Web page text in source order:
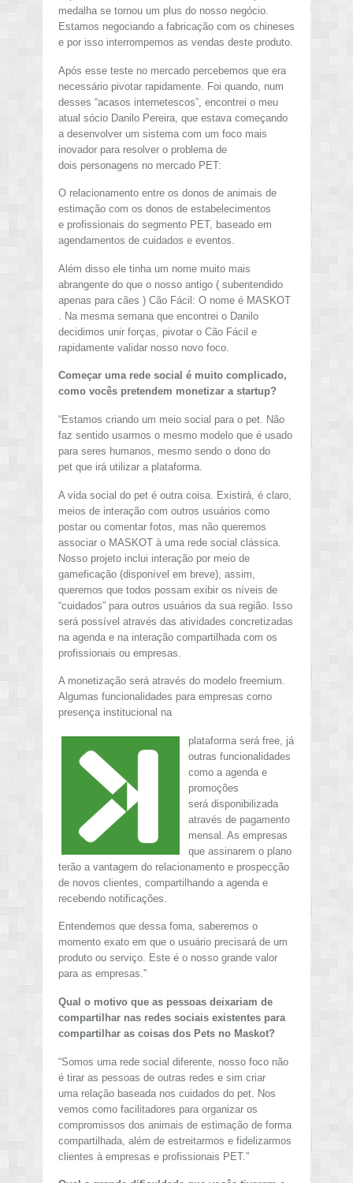
medalha se tornou um plus do nosso negócio.
Estamos negociando a fabricação com os chineses
e por isso interrompemos as vendas deste produto.
Após esse teste no mercado percebemos que era
necessário pivotar rapidamente. Foi quando, num
desses “acasos internetescos”, encontrei o meu
atual sócio Danilo Pereira, que estava começando
a desenvolver um sistema com um foco mais
inovador para resolver o problema de
dois personagens no mercado PET:
O relacionamento entre os donos de animais de
estimação com os donos de estabelecimentos
e profissionais do segmento PET, baseado em
agendamentos de cuidados e eventos.
Além disso ele tinha um nome muito mais
abrangente do que o nosso antigo ( subentendido
apenas para cães ) Cão Fácil: O nome é MASKOT
. Na mesma semana que encontrei o Danilo
decidimos unir forças, pivotar o Cão Fácil e
rapidamente validar nosso novo foco.
Começar uma rede social é muito complicado,
como vocês pretendem monetizar a startup?
“Estamos criando um meio social para o pet. Não
faz sentido usarmos o mesmo modelo que é usado
para seres humanos, mesmo sendo o dono do
pet que irá utilizar a plataforma.
A vida social do pet é outra coisa. Existirá, é claro,
meios de interação com outros usuários como
postar ou comentar fotos, mas não queremos
associar o MASKOT à uma rede social clássica.
Nosso projeto inclui interação por meio de
gameficação (disponível em breve), assim,
queremos que todos possam exibir os níveis de
“cuidados” para outros usuários da sua região. Isso
será possível através das atividades concretizadas
na agenda e na interação compartilhada com os
profissionais ou empresas.
A monetização será através do modelo freemium.
Algumas funcionalidades para empresas como
presença institucional na
plataforma será free, já
outras funcionalidades
como a agenda e
promoções
será disponibilizada
através de pagamento
mensal. As empresas
que assinarem o plano
terão a vantagem do relacionamento e prospecção
de novos clientes, compartilhando a agenda e
recebendo notificações.
Entendemos que dessa foma, saberemos o
momento exato em que o usuário precisará de um
produto ou serviço. Este é o nosso grande valor
para as empresas.”
Qual o motivo que as pessoas deixariam de
compartilhar nas redes sociais existentes para
compartilhar as coisas dos Pets no Maskot?
“Somos uma rede social diferente, nosso foco não
é tirar as pessoas de outras redes e sim criar
uma relação baseada nos cuidados do pet. Nos
vemos como facilitadores para organizar os
compromissos dos animais de estimação de forma
compartilhada, além de estreitarmos e fidelizarmos
clientes à empresas e profissionais PET.”